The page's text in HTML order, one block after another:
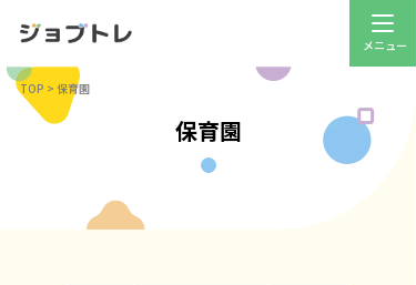
TOP > 保育園
保育園